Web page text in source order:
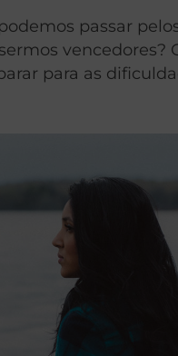
passar
vencedores?
para as